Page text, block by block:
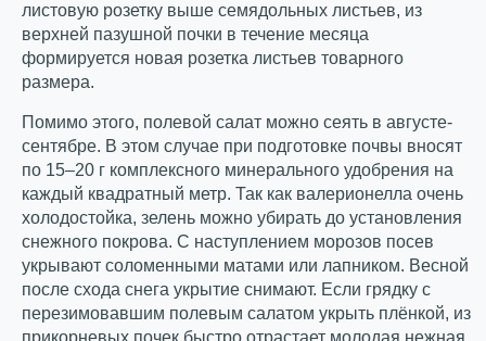
листовую розетку выше семядольных листьев, из
верхней пазушной почки в течение месяца
формируется новая розетка листьев товарного
размера.
Помимо этого, полевой салат можно сеять в августе-
сентябре. В этом случае при подготовке почвы вносят
по 15–20 г комплексного минерального удобрения на
каждый квадратный метр. Так как валерионелла очень
холодостойка, зелень можно убирать до установления
снежного покрова. С наступлением морозов посев
укрывают соломенными матами или лапником. Весной
после схода снега укрытие снимают. Если грядку с
перезимовавшим полевым салатом укрыть плёнкой, из
прикорневых почек быстро отрастает молодая нежная